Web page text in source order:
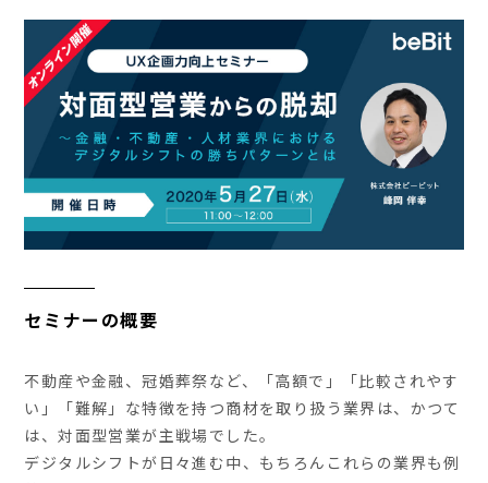
セミナーの概要
不動産や金融、冠婚葬祭など、「高額で」「比較されやす
い」「難解」な特徴を持つ商材を取り扱う業界は、かつて
は、対面型営業が主戦場でした。
デジタルシフトが日々進む中、もちろんこれらの業界も例